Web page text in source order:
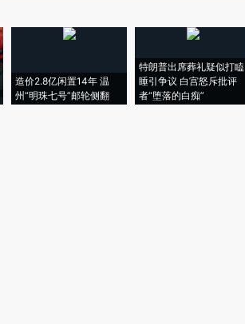
造价2.8亿闲置14年 温
州“明珠七号”邮轮侧翻
特朗普出席葬礼疑似打瞌
睡引争议 白宫怒斥批评
者“堕落的白痴”